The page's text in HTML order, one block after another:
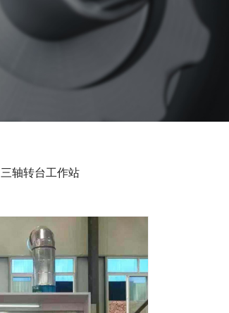
三轴转台工作站